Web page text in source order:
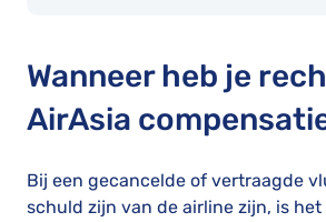
Wanneer heb je
AirAsia
Bij een gecancelde of vertraagde
schuld zijn van de airline zijn, is